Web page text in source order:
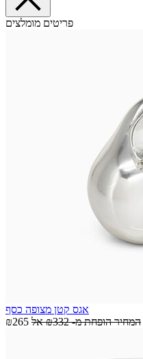
פריטים מומלצים
אגס קטן מצופה כסף
₪265
המחיר הופחת מ-₪332 אל